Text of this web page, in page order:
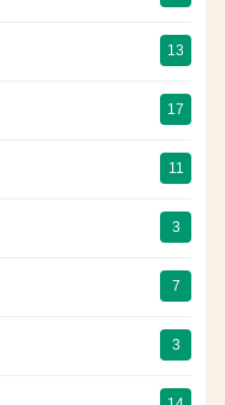
13
17
11
3
7
3